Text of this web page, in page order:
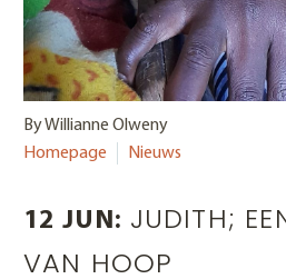
By Willianne Olweny
Homepage
Nieuws
12 JUN: JUDITH;
VAN HOOP